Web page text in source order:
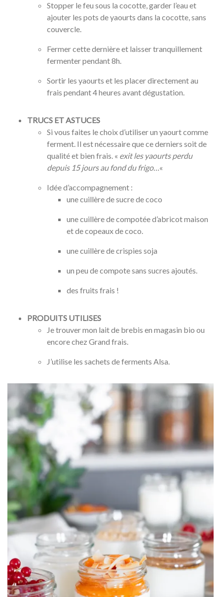
Stopper le feu sous la cocotte, garder l’eau et
ajouter les pots de yaourts dans la cocotte, sans
couvercle.
Fermer cette dernière et laisser tranquillement
fermenter pendant 8h.
Sortir les yaourts et les placer directement au
frais pendant 4 heures avant dégustation.
TRUCS ET ASTUCES
Si vous faites le choix d’utiliser un yaourt comme
ferment. Il est nécessaire que ce derniers soit de
qualité et bien frais. « exit les yaourts perdu
depuis 15 jours au fond du frigo…«
Idée d’accompagnement :
une cuillère de sucre de coco
une cuillère de compotée d’abricot maison
et de copeaux de coco.
une cuillère de crispies soja
un peu de compote sans sucres ajoutés.
des fruits frais !
PRODUITS UTILISES
Je trouver mon lait de brebis en magasin bio ou
encore chez Grand frais.
J’utilise les sachets de ferments Alsa.